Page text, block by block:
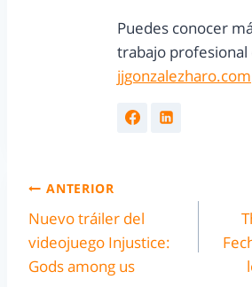
Puedes conocer
trabajo profesional
jjgonzalezharo.com
ANTERIOR
Nuevo tráiler del
videojuego Injustice:
Gods among us